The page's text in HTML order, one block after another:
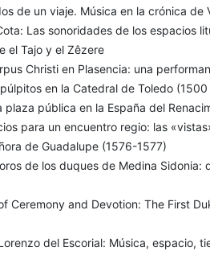
de un viaje. Música en la crónica de
Las sonoridades de los espacios
el Tajo y el Zêzere
Christi en Plasencia: una
en la Catedral de Toledo
plaza pública en la España del
para un encuentro regio: las
de Guadalupe (1576-1577)
de los duques de Medina Sidonia:
Ceremony and Devotion: The First
del Escorial: Música, espacio,